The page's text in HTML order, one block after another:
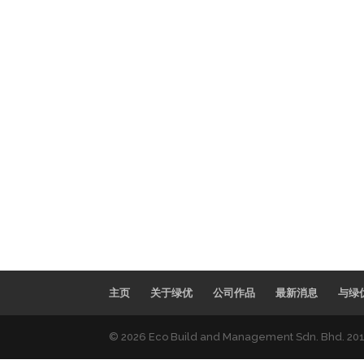
主页 关于绿优 公司作品 最新消息 与绿
© 2026 Eco Build and Management Sdn. Bhd.